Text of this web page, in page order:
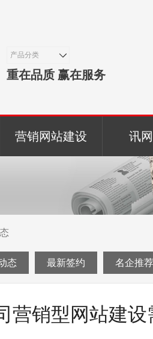
产品分类
重在品质 赢在服务
营销网站建设 讯
态 最新签约 名企推荐
营销型网站建